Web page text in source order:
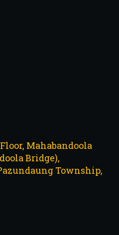
Mahabandoola
Bridge),
Township,